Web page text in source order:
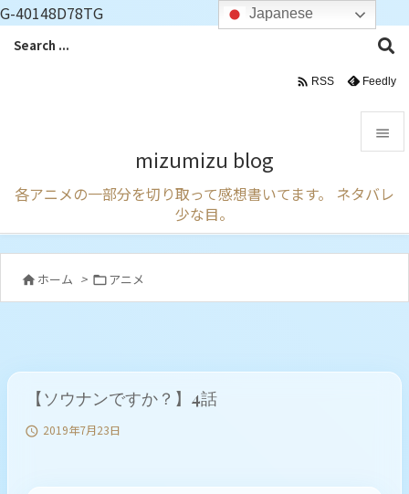
G-40148D78TG
mizumizu blog
各アニメの一部分を切り取って感想書いてます。 ネタバレ
少な目。

メニュ
前へ
 RSS Feedly
 ホーム > アニメ
【ソウナンですか？】4話
 2019年7月23日
Japanese